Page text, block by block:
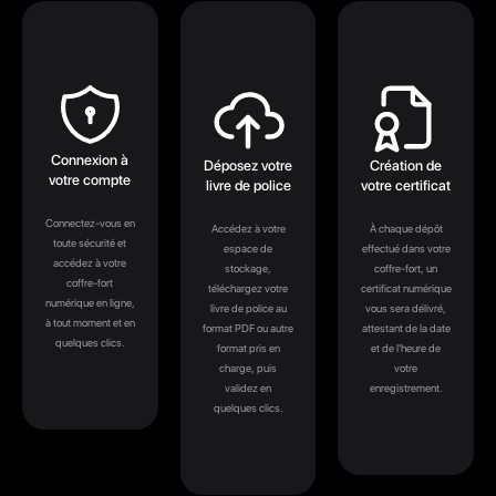
Connexion à
votre compte
Connectez-vous en
toute sécurité et
accédez à votre
coffre-fort
numérique en ligne,
à tout moment et en
quelques clics.
Déposez votre
livre de police
Accédez à votre
espace de
stockage,
téléchargez votre
livre de police au
format PDF ou autre
format pris en
charge, puis
validez en
quelques clics.
Création de
votre certificat
À chaque dépôt
effectué dans votre
coffre-fort, un
certificat numérique
vous sera délivré,
attestant de la date
et de l'heure de
votre
enregistrement.